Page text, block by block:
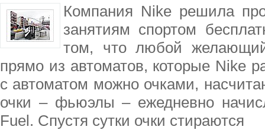
Компания Nike решила
занятиям спортом
том, что любой
прямо из автоматов, которые Nike
с автоматом можно очками,
очки – фьюэлы – ежедневно
Fuel. Спустя сутки очки стираются